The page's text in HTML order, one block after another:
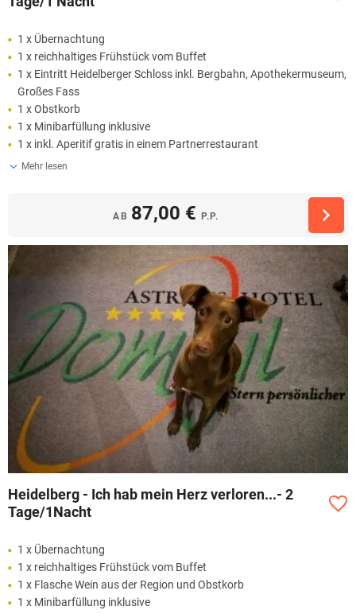
1 x Übernachtung
1 x reichhaltiges Frühstück vom Buffet
1 x Eintritt Heidelberger Schloss inkl. Bergbahn, Apothekermuseum,
Großes Fass
1 x Obstkorb
1 x Minibarfüllung inklusive
1 x inkl. Aperitif gratis in einem Partnerrestaurant
Mehr lesen
AB 87,00 € P.P.
Heidelberg - Ich hab mein Herz verloren...- 2
Tage/1Nacht
1 x Übernachtung
1 x reichhaltiges Frühstück vom Buffet
1 x Flasche Wein aus der Region und Obstkorb
1 x Minibarfüllung inklusive